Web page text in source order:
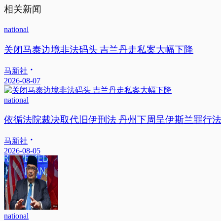
相关新闻
national
关闭马泰边境非法码头 吉兰丹走私案大幅下降
马新社
2026-08-07
national
依循法院裁决取代旧伊刑法 丹州下周呈伊斯兰罪行
马新社
2026-08-05
national